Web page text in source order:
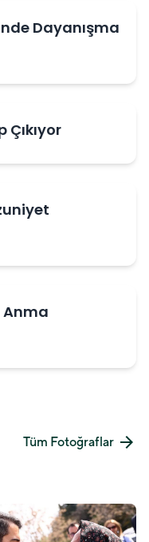
Dayanışma
Tüm Fotoğraflar arrow_forward